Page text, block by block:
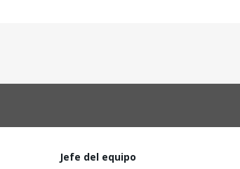
Jefe del equipo